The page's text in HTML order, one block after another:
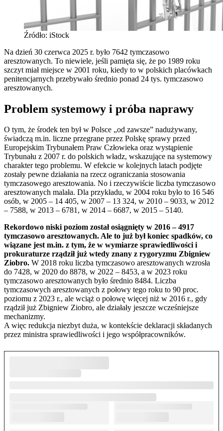
Źródło: iStock
Na dzień 30 czerwca 2025 r. było 7642 tymczasowo
aresztowanych. To niewiele, jeśli pamięta się, że po 1989 roku
szczyt miał miejsce w 2001 roku, kiedy to w polskich placówkach
penitencjarnych przebywało średnio ponad 24 tys. tymczasowo
aresztowanych.
Problem systemowy i próba naprawy
O tym, że środek ten był w Polsce „od zawsze” nadużywany,
świadczą m.in. liczne przegrane przez Polskę sprawy przed
Europejskim Trybunałem Praw Człowieka oraz wystąpienie
Trybunału z 2007 r. do polskich władz, wskazujące na systemowy
charakter tego problemu. W efekcie w kolejnych latach podjęte
zostały pewne działania na rzecz ograniczania stosowania
tymczasowego aresztowania. No i rzeczywiście liczba tymczasowo
aresztowanych malała. Dla przykładu, w 2004 roku było to 16 546
osób, w 2005 – 14 405, w 2007 – 13 324, w 2010 – 9033, w 2012
– 7588, w 2013 – 6781, w 2014 – 6687, w 2015 – 5140.
Rekordowo niski poziom został osiągnięty w 2016 – 4917
tymczasowo aresztowanych. Ale to już był koniec spadków, co
wiązane jest m.in. z tym, że w wymiarze sprawiedliwości i
prokuraturze rządził już wtedy znany z rygoryzmu Zbigniew
Ziobro. W 2018 roku liczba tymczasowo aresztowanych wzrosła
do 7428, w 2020 do 8878, w 2022 – 8453, a w 2023 roku
tymczasowo aresztowanych było średnio 8484. Liczba
tymczasowych aresztowanych z połowy tego roku to 90 proc.
poziomu z 2023 r., ale wciąż o połowę więcej niż w 2016 r., gdy
rządził już Zbigniew Ziobro, ale działały jeszcze wcześniejsze
mechanizmy.
A więc redukcja niezbyt duża, w kontekście deklaracji składanych
przez ministra sprawiedliwości i jego współpracowników.